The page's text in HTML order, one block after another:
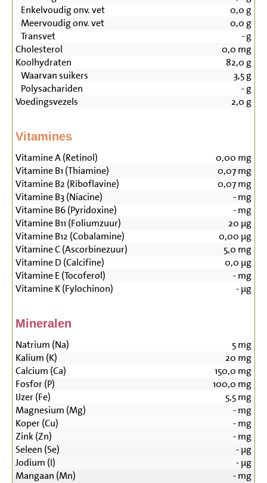
Enkelvoudig onv. vet
0,0 g
Meervoudig onv. vet
0,0 g
Transvet
-g
Cholesterol
0,0 mg
Koolhydraten
82,0 g
Waarvan suikers
3,5g
Polysachariden
-g
Voedingsvezels
2,0 g
Vitamines
Vitamine A (Retinol) 0,00 mg
Vitamine B1 (Thiamine)
0,07mg
Vitamine B2 (Riboflavine)
0,07mg
Vitamine B3 (Niacine)
-mg
Vitamine B6 (Pyridoxine)
-mg
Vitamine B11 (Foliumzuur)
20 µg
Vitamine B12 (Cobalamine)
0,00 µg
Vitamine C (Ascorbinezuur)
5,0 mg
Vitamine D (Calcifine)
0,0 µg
Vitamine E (Tocoferol)
-mg
Vitamine K (Fylochinon)
-µg
Mineralen
Natrium (Na) 5mg
Kalium (K)
20 mg
Calcium (Ca)
150,0 mg
Fosfor (P)
100,0 mg
IJzer (Fe)
5,5mg
Magnesium (Mg)
-mg
Koper (Cu)
-mg
Zink (Zn)
-mg
Seleen (Se)
-µg
Jodium (I)
-µg
Mangaan (Mn)
-mg